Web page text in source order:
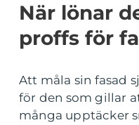
När lönar
proffs för
Att måla sin fasad
för den som gillar
många upptäcker